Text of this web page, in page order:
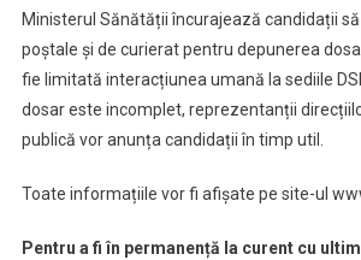
Ministerul Sănătății încurajează candidații
poștale și de curierat pentru depunerea
fie limitată interacțiunea umană la sediile
dosar este incomplet, reprezentanții
publică vor anunța candidații în timp util.
Toate informațiile vor fi afișate pe site-ul
Pentru a fi în permanență la curent cu